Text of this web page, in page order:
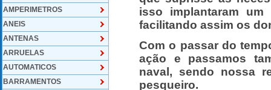
AMPERIMETROS
ANEIS
ANTENAS
ARRUELAS
AUTOMATICOS
BARRAMENTOS
isso implantaram
facilitando assim os
Com o passar do
ação e passamos
naval, sendo nossa
pesqueiro.